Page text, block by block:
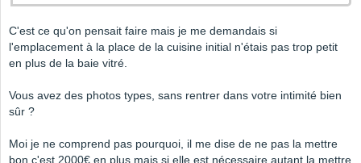
C'est ce qu'on pensait faire mais je me demandais si
l'emplacement à la place de la cuisine initial n'étais pas trop petit
en plus de la baie vitré.
Vous avez des photos types, sans rentrer dans votre intimité bien
sûr ?
Moi je ne comprend pas pourquoi, il me dise de ne pas la mettre
bon c'est 2000€ en plus mais si elle est nécessaire autant la mettre